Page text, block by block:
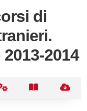
di
2014